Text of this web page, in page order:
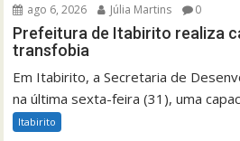
ago 6, 2026 Júlia Martins 0
Prefeitura de Itabirito realiza
transfobia
Em Itabirito, a Secretaria de
na última sexta-feira (31), uma
Itabirito